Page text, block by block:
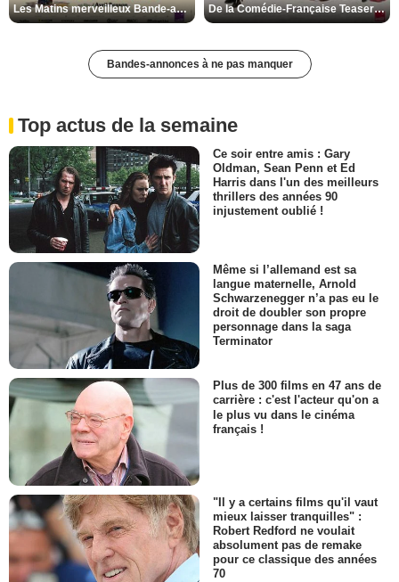
Les Matins merveilleux Bande-annonce VF De la Comédie-Française Teaser VF
Bandes-annonces à ne pas manquer
Top actus de la semaine
Ce soir entre amis : Gary
Oldman, Sean Penn et Ed
Harris dans l'un des meilleurs
thrillers des années 90
injustement oublié !
Même si l’allemand est sa
langue maternelle, Arnold
Schwarzenegger n’a pas eu le
droit de doubler son propre
personnage dans la saga
Terminator
Plus de 300 films en 47 ans de
carrière : c'est l'acteur qu'on a
le plus vu dans le cinéma
français !
"Il y a certains films qu'il vaut
mieux laisser tranquilles" :
Robert Redford ne voulait
absolument pas de remake
pour ce classique des années
70